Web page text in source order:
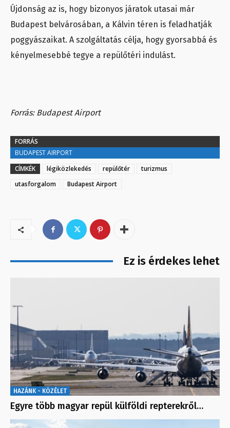
Újdonság az is, hogy bizonyos járatok utasai már
Budapest belvárosában, a Kálvin téren is feladhatják
poggyászaikat. A szolgáltatás célja, hogy gyorsabbá és
kényelmesebbé tegye a repülőtéri indulást.
Forrás: Budapest Airport
FORRÁS
BUDAPEST AIRPORT
CÍMKÉK
légiközlekedés repülőtér
turizmus
utasforgalom
Budapest Airport
Ez is érdekes lehet
HAZÁNK - KÖZÉLET
Egyre több magyar repül külföldi repterekről…